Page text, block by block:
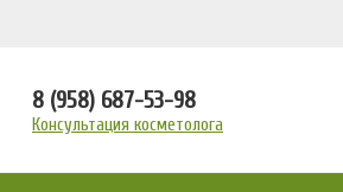
8 (958) 687-53-98
Консультация косметолога